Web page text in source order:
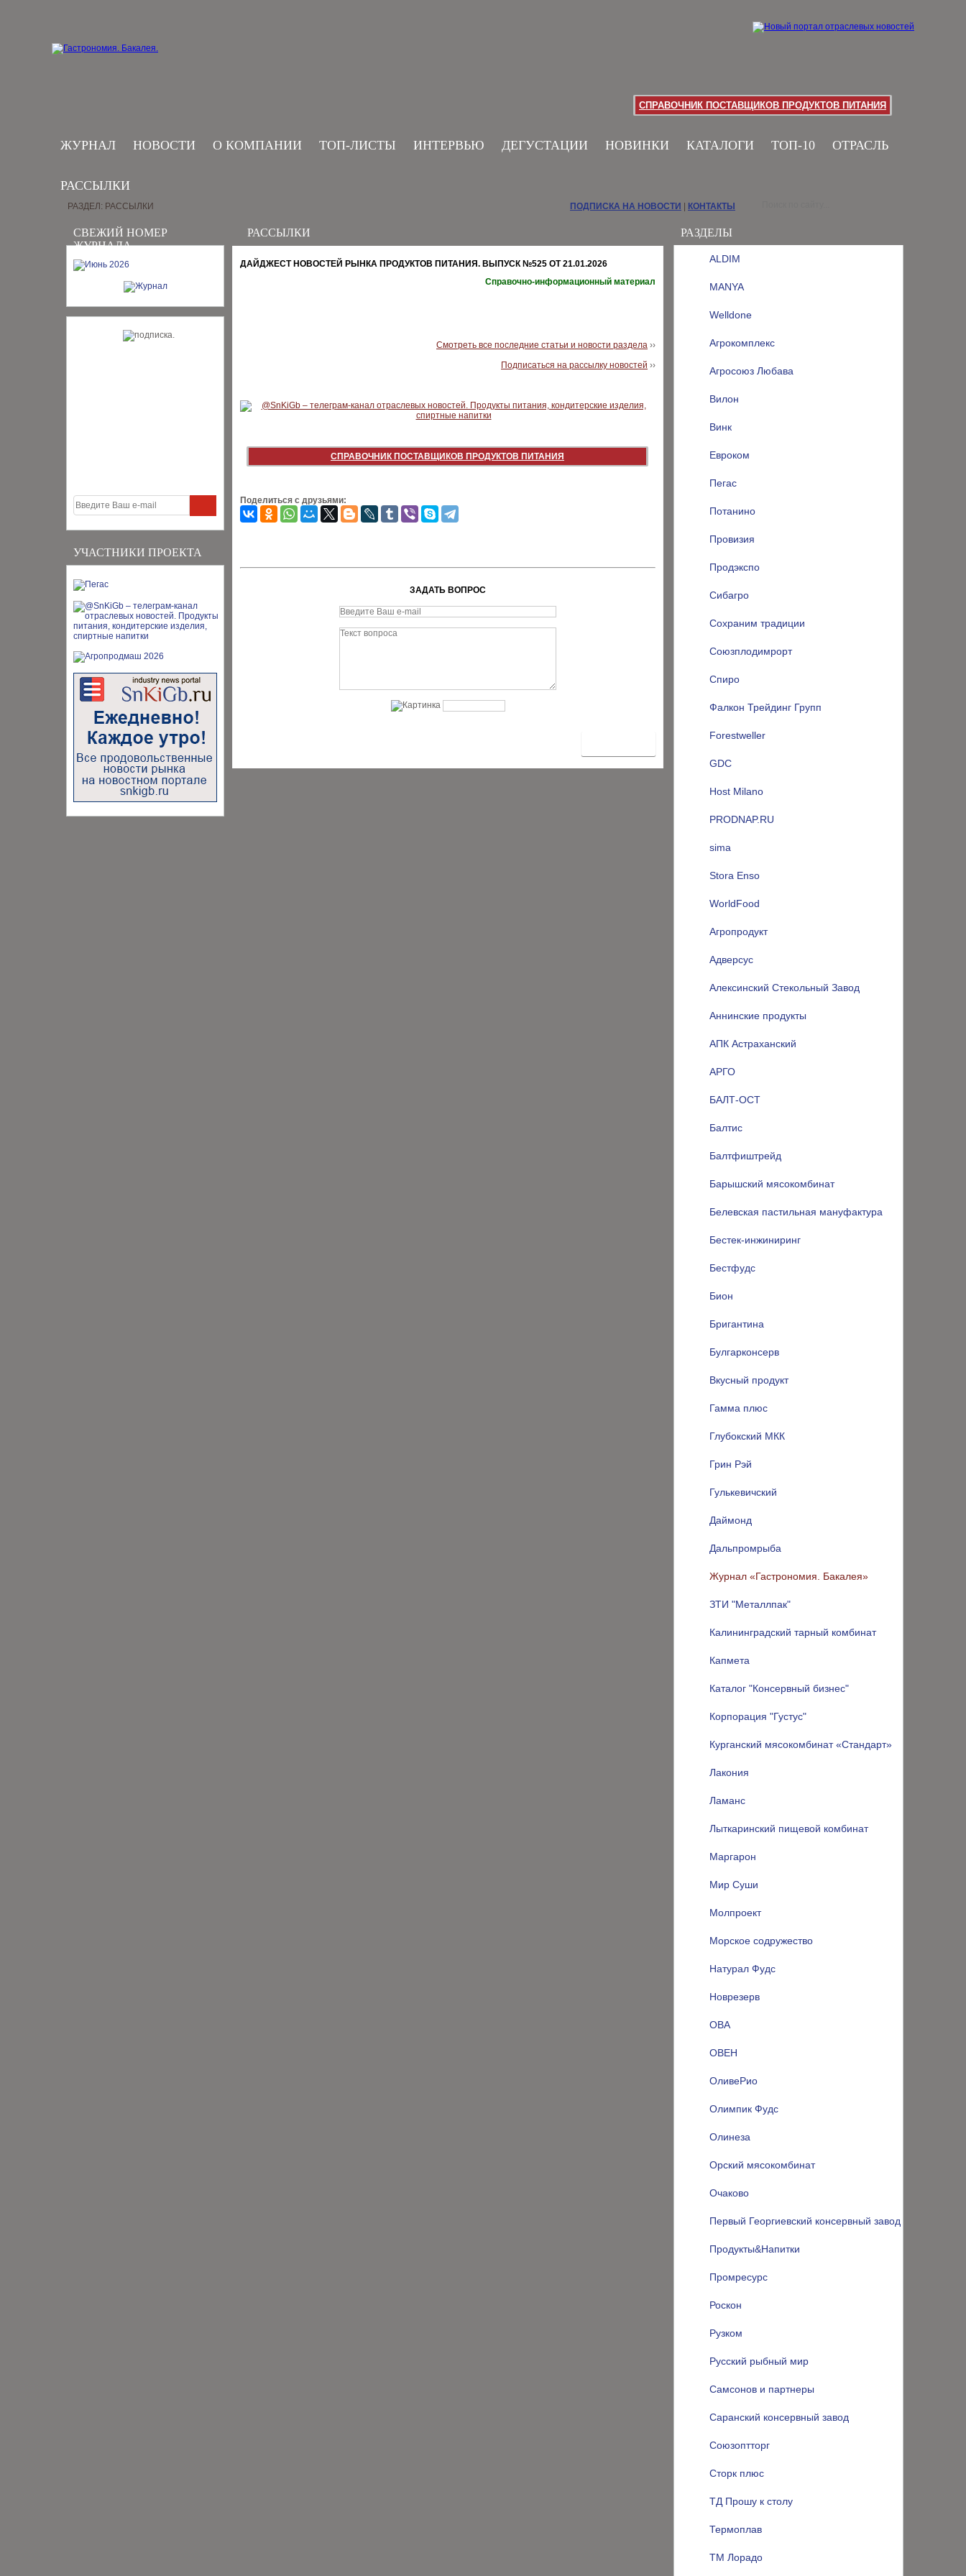
СПРАВОЧНИК ПОСТАВЩИКОВ ПРОДУКТОВ ПИТАНИЯ
ЖУРНАЛ НОВОСТИ О КОМПАНИИ ТОП-ЛИСТЫ ИНТЕРВЬЮ ДЕГУСТАЦИИ НОВИНКИ КАТАЛОГИ ТОП-10 ОТРАСЛЬ
РАССЫЛКИ
СВЕЖИЙ НОМЕР
ЖУРНАЛА
УЧАСТНИКИ ПРОЕКТА
РАЗДЕЛЫ
ALDIM
MANYA
Welldone
Агрокомплекс
Агросоюз Любава
Вилон
Винк
Евроком
Пегас
Потанино
Провизия
Продэкспо
Сибагро
Сохраним традиции
Союзплодимрорт
Спиро
Фалкон Трейдинг Групп
Forestweller
GDC
Host Milano
PRODNAP.RU
sima
Stora Enso
WorldFood
Агропродукт
Адверсус
Алексинский Стекольный Завод
Аннинские продукты
АПК Астраханский
АРГО
БАЛТ-ОСТ
Балтис
Балтфиштрейд
Барышский мясокомбинат
Белевская пастильная мануфактура
Бестек-инжиниринг
Бестфудс
Бион
Бригантина
Булгарконсерв
Вкусный продукт
Гамма плюс
Глубокский МКК
Грин Рэй
Гулькевичский
Даймонд
Дальпромрыба
Журнал «Гастрономия. Бакалея»
ЗТИ "Металлпак"
Калининградский тарный комбинат
Капмета
Каталог "Консервный бизнес"
Корпорация "Густус"
Курганский мясокомбинат «Стандарт»
Лакония
Ламанс
Лыткаринский пищевой комбинат
Маргарон
Мир Суши
Молпроект
Морское содружество
Натурал Фудс
Новрезерв
ОВА
ОВЕН
ОливеРио
Олимпик Фудс
Олинеза
Орский мясокомбинат
Очаково
Первый Георгиевский консервный завод
Продукты&Напитки
Промресурс
Роскон
Рузком
Русский рыбный мир
Самсонов и партнеры
Саранский консервный завод
Союзоптторг
Сторк плюс
ТД Прошу к столу
Термоплав
ТМ Лорадо
РАЗДЕЛ: РАССЫЛКИ ПОДПИСКА НА НОВОСТИ КОНТАКТЫ
РАССЫЛКИ
ДАЙДЖЕСТ НОВОСТЕЙ РЫНКА ПРОДУКТОВ ПИТАНИЯ. ВЫПУСК №525 ОТ 21.01.2026
Справочно-информационный материал
Смотреть все последние статьи и новости раздела ››
Подписаться на рассылку новостей ››
СПРАВОЧНИК ПОСТАВЩИКОВ ПРОДУКТОВ ПИТАНИЯ
Поделиться с друзьями:
ЗАДАТЬ ВОПРОС